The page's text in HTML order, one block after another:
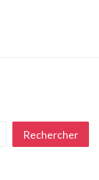
Rechercher